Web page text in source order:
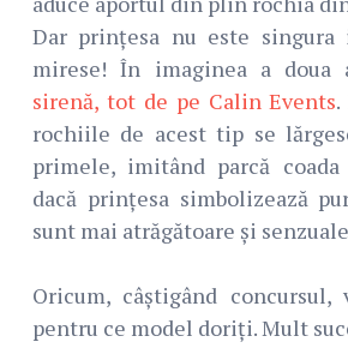
Dar prințesa nu este singura
mirese! În imaginea a doua
sirenă, tot de pe Calin Events
rochiile de acest tip se
primele, imitând parcă
dacă prințesa simbolizează
sunt mai atrăgătoare și
Oricum, câștigând
pentru ce model doriți. Mult